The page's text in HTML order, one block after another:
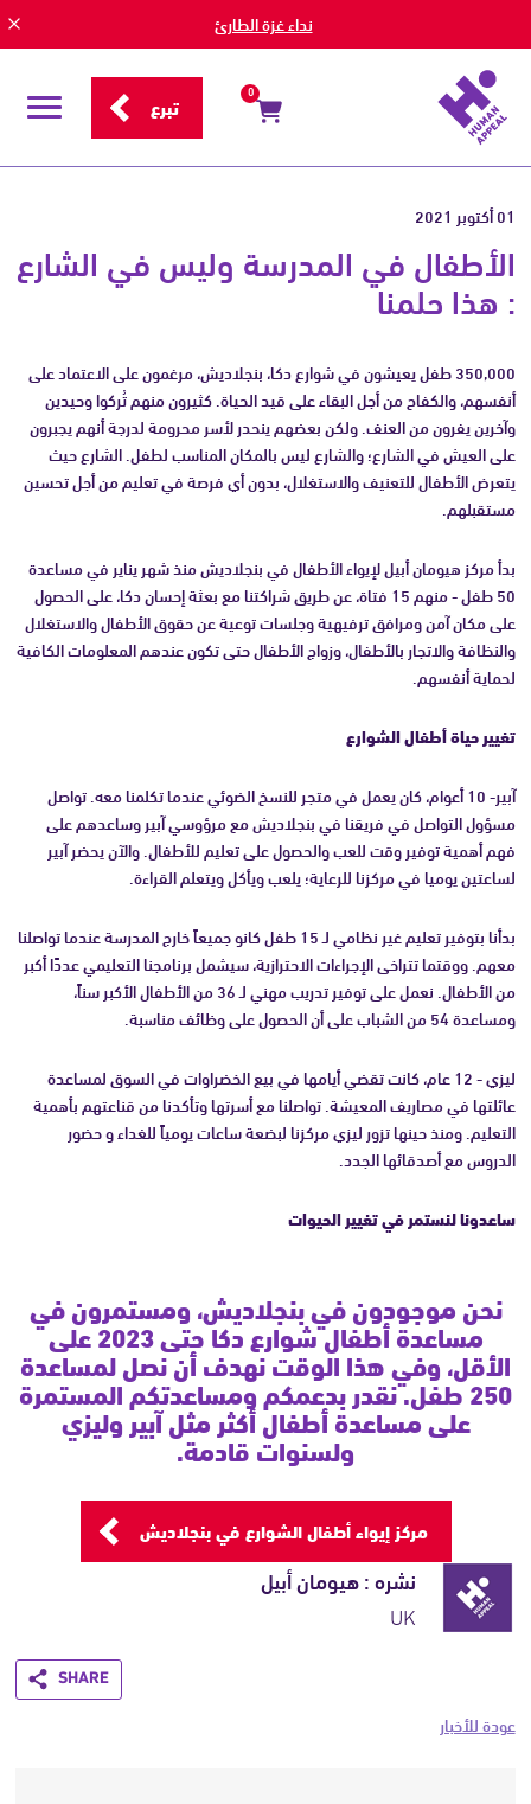
نداء غزة الطارئ
0 تبرع
قائمة
01 أكتوبر 2021
الأطفال في المدرسة وليس في الشارع
: هذا حلمنا
350,000 طفل يعيشون في شوارع دكا، بنجلاديش، مرغمون على الاعتماد على
أنفسهم، والكفاح من أجل البقاء على قيد الحياة. كثيرون منهم تُركوا وحيدين
وآخرين يفرون من العنف. ولكن بعضهم ينحدر لأسر محرومة لدرجة أنهم يجبرون
على العيش في الشارع؛ والشارع ليس بالمكان المناسب لطفل. الشارع حيث
يتعرض الأطفال للتعنيف والاستغلال، بدون أي فرصة في تعليم من أجل تحسين
مستقبلهم.
بدأ مركز هيومان أبيل لإيواء الأطفال في بنجلاديش منذ شهر يناير في مساعدة
50 طفل - منهم 15 فتاة، عن طريق شراكتنا مع بعثة إحسان دكا، على الحصول
على مكان آمن ومرافق ترفيهية وجلسات توعية عن حقوق الأطفال والاستغلال
والنظافة والاتجار بالأطفال، وزواج الأطفال حتى تكون عندهم المعلومات الكافية
لحماية أنفسهم.
تغيير حياة أطفال الشوارع
آبير- 10 أعوام، كان يعمل في متجر للنسخ الضوئي عندما تكلمنا معه. تواصل
مسؤول التواصل في فريقنا في بنجلاديش مع مرؤوسي آبير وساعدهم على
فهم أهمية توفير وقت للعب والحصول على تعليم للأطفال. والآن يحضر آبير
لساعتين يوميا في مركزنا للرعاية؛ يلعب ويأكل ويتعلم القراءة.
بدأنا بتوفير تعليم غير نظامي لـ 15 طفل كانو جميعاً خارج المدرسة عندما تواصلنا
معهم. ووقتما تتراخى الإجراءات الاحترازية، سيشمل برنامجنا التعليمي عددًا أكبر
من الأطفال. نعمل على توفير تدريب مهني لـ 36 من الأطفال الأكبر سناً،
ومساعدة 54 من الشباب على أن الحصول على وظائف مناسبة.
ليزي - 12 عام، كانت تقضي أيامها في بيع الخضراوات في السوق لمساعدة
عائلتها في مصاريف المعيشة. تواصلنا مع أسرتها وتأكدنا من قناعتهم بأهمية
التعليم. ومنذ حينها تزور ليزي مركزنا لبضعة ساعات يومياً للغداء و حضور
الدروس مع أصدقائها الجدد.
ساعدونا لنستمر في تغيير الحيوات
نحن موجودون في بنجلاديش، ومستمرون في
مساعدة أطفال شوارع دكا حتى 2023 على
الأقل، وفي هذا الوقت نهدف أن نصل لمساعدة
250 طفل. نقدر بدعمكم ومساعدتكم المستمرة
على مساعدة أطفال أكثر مثل آبير وليزي
ولسنوات قادمة.
مركز إيواء أطفال الشوارع في بنجلاديش
نشره : هيومان أبيل
UK
Share
عودة للأخبار